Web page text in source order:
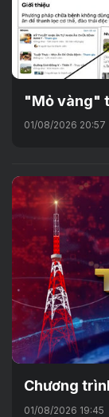
"Mỏ vàng"
01/08/2026 20:57
Chương
01/08/2026 19:45